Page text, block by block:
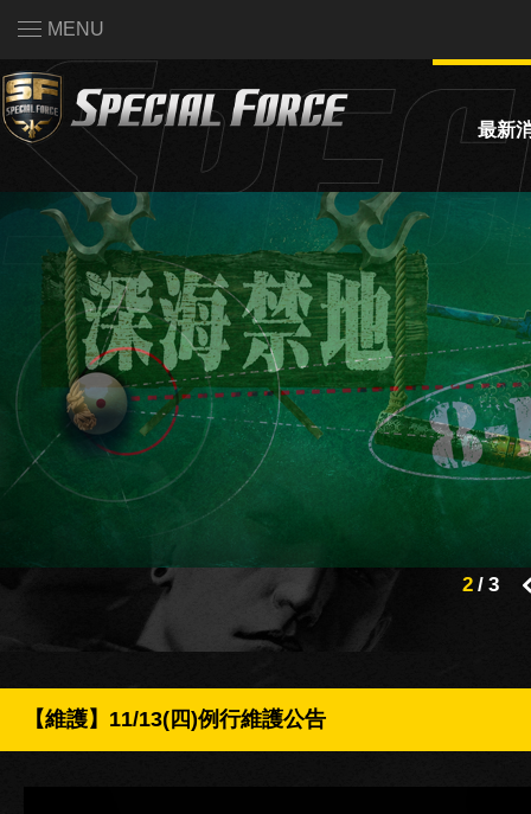
MENU
最新
活動
系統
賽事
2 / 3
【維護】11/13(四)例行維護公告